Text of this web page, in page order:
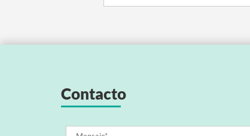
Contacto